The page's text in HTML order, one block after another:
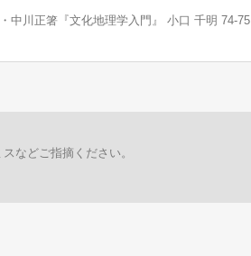
中川正箸『文化地理学入門』 小口 千明 74-75
などご指摘ください。